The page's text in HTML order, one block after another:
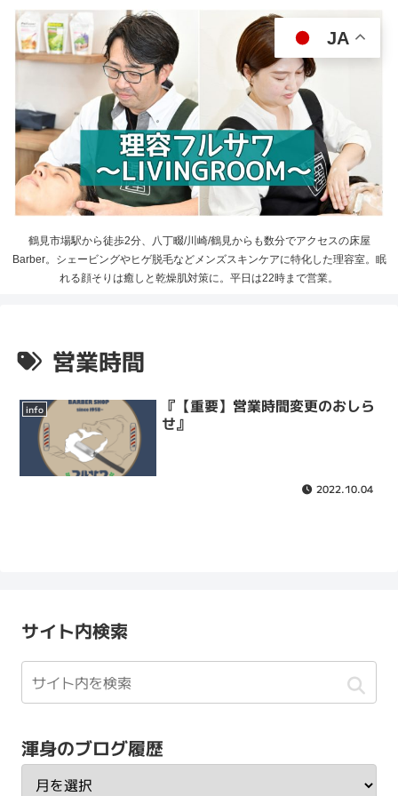
鶴見市場駅から徒歩2分、八丁畷/川崎/鶴見からも数分でアクセスの床屋
Barber。シェービングやヒゲ脱毛などメンズスキンケアに特化した理容室。眠
れる顔そりは癒しと乾燥肌対策に。平日は22時まで営業。
営業時間
info
『【重要】営業時間変更のおしら
せ』
2022.10.04
サイト内検索
渾身のブログ履歴
JA